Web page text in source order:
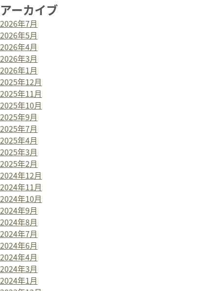
アーカイブ
2026年7月
2026年5月
2026年4月
2026年3月
2026年1月
2025年12月
2025年11月
2025年10月
2025年9月
2025年7月
2025年4月
2025年3月
2025年2月
2024年12月
2024年11月
2024年10月
2024年9月
2024年8月
2024年7月
2024年6月
2024年4月
2024年3月
2024年1月